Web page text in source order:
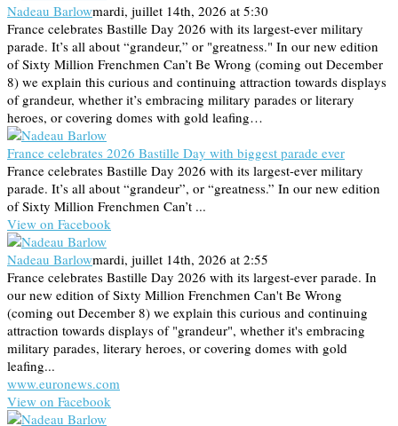
Nadeau Barlowmardi, juillet 14th, 2026 at 5:30
France celebrates Bastille Day 2026 with its largest-ever military
parade. It’s all about “grandeur,” or "greatness." In our new edition
of Sixty Million Frenchmen Can’t Be Wrong (coming out December
8) we explain this curious and continuing attraction towards displays
of grandeur, whether it’s embracing military parades or literary
heroes, or covering domes with gold leafing…
France celebrates 2026 Bastille Day with biggest parade ever
France celebrates Bastille Day 2026 with its largest-ever military
parade. It’s all about “grandeur”, or “greatness.” In our new edition
of Sixty Million Frenchmen Can’t ...
View on Facebook
Nadeau Barlowmardi, juillet 14th, 2026 at 2:55
France celebrates Bastille Day 2026 with its largest-ever parade. In
our new edition of Sixty Million Frenchmen Can't Be Wrong
(coming out December 8) we explain this curious and continuing
attraction towards displays of "grandeur", whether it's embracing
military parades, literary heroes, or covering domes with gold
leafing...
www.euronews.com
View on Facebook